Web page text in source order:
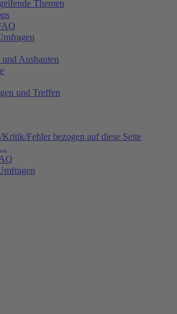
Themen
Ausbauten
und Treffen
Fehler bezogen auf diese Seite